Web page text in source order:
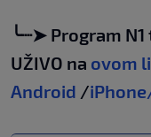
╰┈➤ Program
UŽIVO na ovom
Android /